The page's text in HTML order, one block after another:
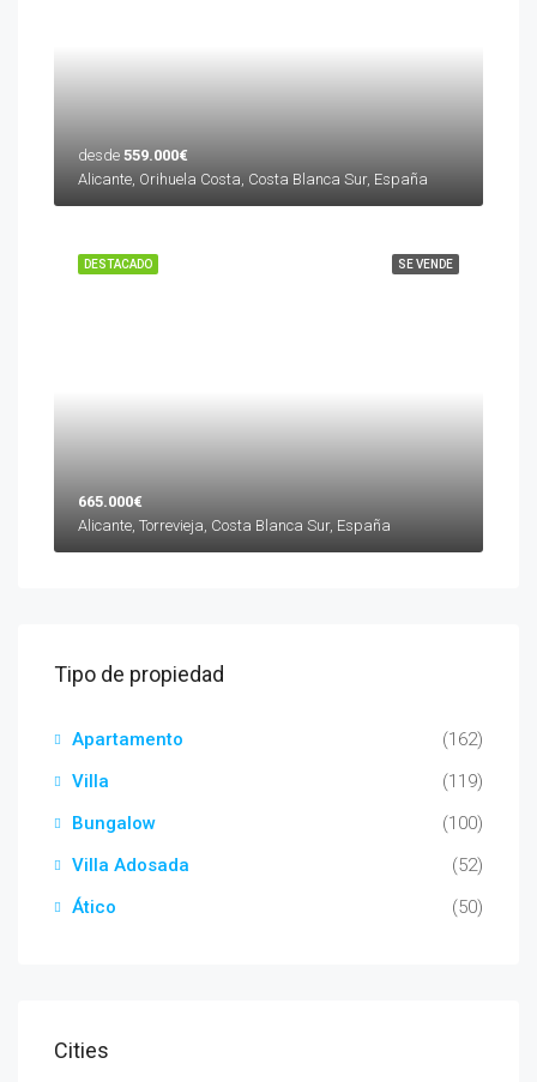
desde 559.000€
Alicante, Orihuela Costa, Costa Blanca Sur, España
SE VENDE
DESTACADO
665.000€
Alicante, Torrevieja, Costa Blanca Sur, España
Tipo de propiedad
Apartamento
(162)
Villa
(119)
Bungalow
(100)
Villa Adosada
(52)
Ático
(50)
Cities